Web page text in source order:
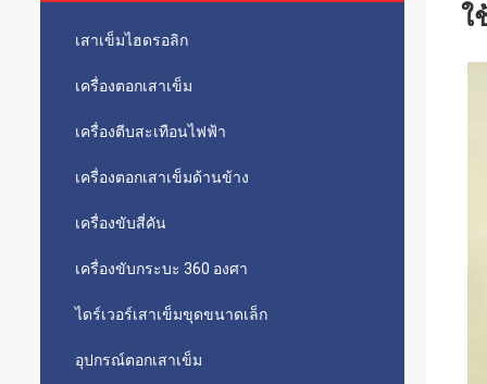
เสาเข็มไฮดรอลิก
เครื่องตอกเสาเข็ม
เครื่องตีบสะเทือนไฟฟ้า
เครื่องตอกเสาเข็มด้านข้าง
เครื่องขับสี่คัน
เครื่องขับกระบะ 360 องศา
ไดร์เวอร์เสาเข็มขุดขนาดเล็ก
อุปกรณ์ตอกเสาเข็ม
ใ